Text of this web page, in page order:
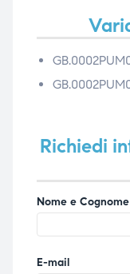
Richiedi
Nome e Cognome
E-mail